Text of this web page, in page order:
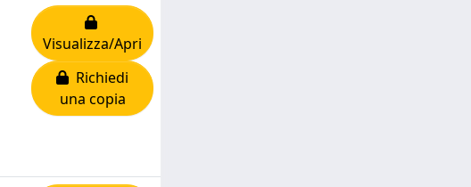
Visualizza/Apri
Richiedi
una copia